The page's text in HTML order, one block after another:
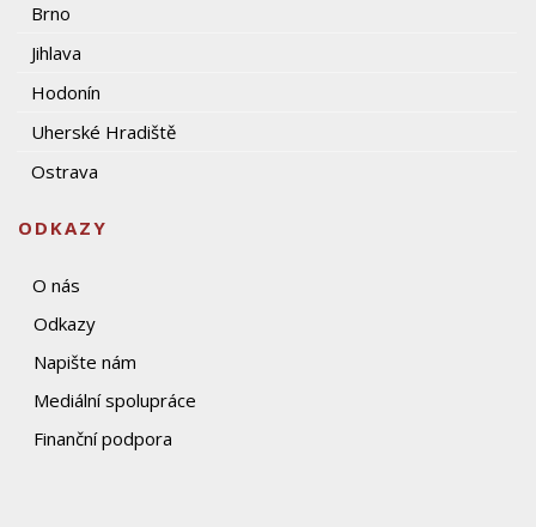
Brno
Jihlava
Hodonín
Uherské Hradiště
Ostrava
ODKAZY
O nás
Odkazy
Napište nám
Mediální spolupráce
Finanční podpora